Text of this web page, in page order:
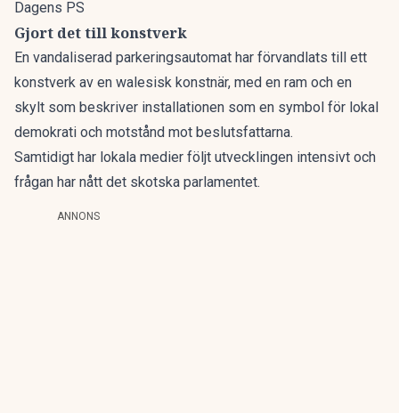
Dagens PS
Gjort det till konstverk
En vandaliserad parkeringsautomat har förvandlats till ett
konstverk av en walesisk konstnär, med en ram och en
skylt som beskriver installationen som en symbol för lokal
demokrati och motstånd mot beslutsfattarna.
Samtidigt har lokala medier följt utvecklingen intensivt och
frågan har nått det skotska parlamentet.
ANNONS